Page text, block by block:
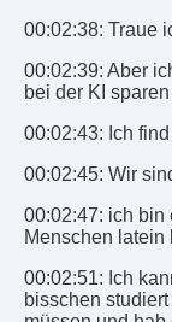
00:02:38: Traue
00:02:39: Aber
bei der KI
00:02:43: Ich
00:02:45: Wir
00:02:47: ich bin
Menschen latein
00:02:51: Ich
bisschen